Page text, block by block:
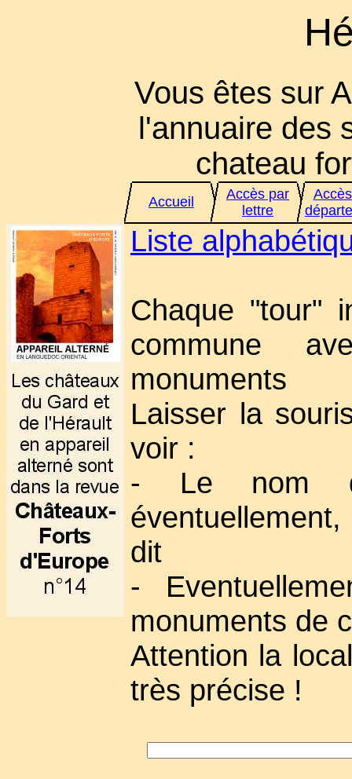
Vous êtes sur
l'annuaire des
chateau
Accueil
Accès par
lettre
Liste
Chaque "tour"
commune
monuments
Laisser la
voir :
- Le nom
dit
-
monuments de
Attention la
très précise !